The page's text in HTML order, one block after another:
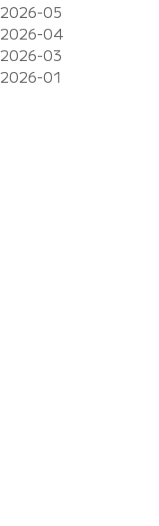
2026-05
2026-04
2026-03
2026-01